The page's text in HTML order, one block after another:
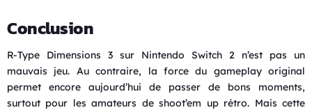
Conclusion
R-Type Dimensions 3 sur Nintendo Switch 2 n’est pas un
mauvais jeu. Au contraire, la force du gameplay original
permet encore aujourd’hui de passer de bons moments,
surtout pour les amateurs de shoot’em up rétro. Mais cette